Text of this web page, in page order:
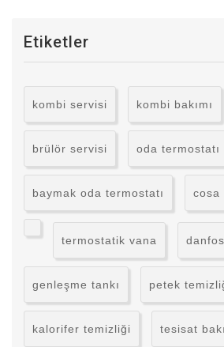
Etiketler
kombi servisi kombi bakımı
brülör servisi oda termostatı
baymak oda termostatı cosa
termostatik vana
genleşme tankı petek
kalorifer temizliği tesisat